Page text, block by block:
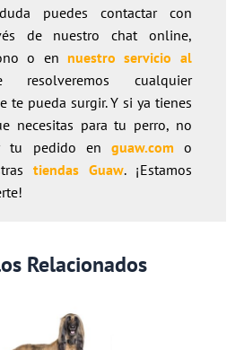
puedes contactar con
de nuestro chat online,
o en nuestro servicio al
cualquier
te pueda surgir. Y si ya tienes
necesitas para tu perro, no
tu pedido en guaw.com o
tiendas Guaw. ¡Estamos
Relacionados